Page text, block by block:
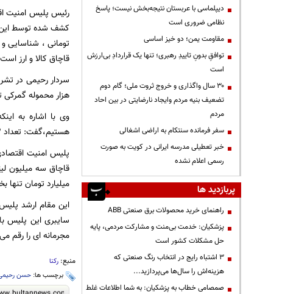
قاچاق کالا و ارز
سردار رحیمی در
هزار محموله
وی با اشاره به
هستیم،گفت: تعداد 122 دستگاه خودرو حامل بار قاچاق در فروردین ماه امسال توسط پلیس گمرک توقیف شده است.
میلیارد تومان
این مقام ارشد
مجرمانه ای را رقم
منبع: رکنا
برچسب ها: حسن
دیپلماسی با عربستان نتیجه‌بخش نیست؛ پاسخ
نظامی ضروری است
مقاومت یمن؛ دو خیز اساسی
توافقِ بدونِ تاییدِ رهبری؛ تنها یک قراردادِ بی‌ارزش
است
۳۰ سال واگذاری و خروج ثروت ملی؛ گام دوم
تضعیف بنیه مردم وایجاد نارضایتی در بین احاد
مردم
سفر فرمانده سنتکام به اراضی اشغالی
خبر تعطیلی مدرسه ایرانی در کویت به صورت
رسمی اعلام نشده
پربازدید ها
راهنمای خرید محصولات برق صنعتی ABB
پزشکیان: خدمت بی‌منت و مشارکت مردمی، پایه
حل مشکلات کشور است
3 اشتباه رایج در انتخاب رنگ صنعتی که
هزینه‌اش را سال‌ها می‌پردازید...
صمصامی خطاب به پزشکیان: به شما اطلاعات غلط